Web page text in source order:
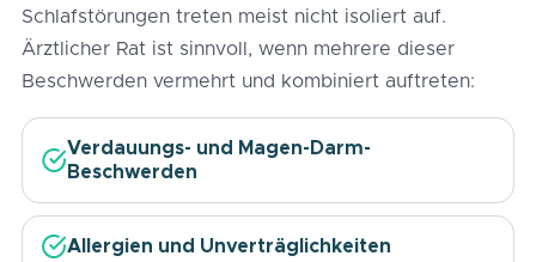
Schlafstörungen treten meist nicht isoliert auf.
Ärztlicher Rat ist sinnvoll, wenn mehrere dieser
Beschwerden vermehrt und kombiniert auftreten:
Verdauungs- und Magen-Darm-
Beschwerden
Allergien und Unverträglichkeiten